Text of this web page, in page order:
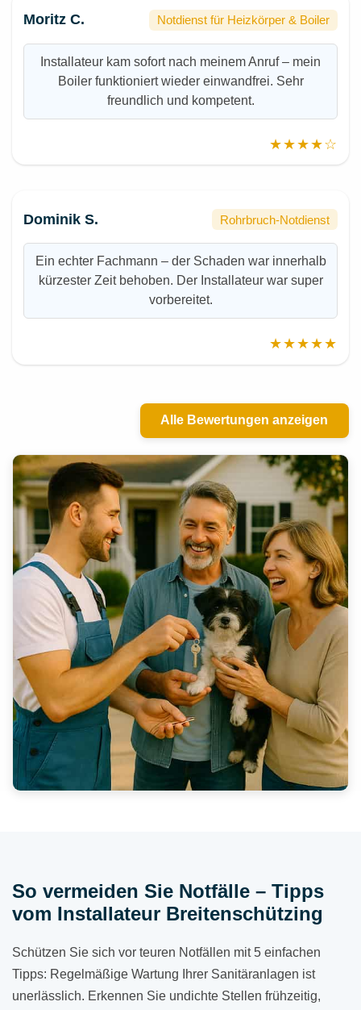
Moritz C. Notdienst für Heizkörper & Boiler
Installateur kam sofort nach meinem Anruf – mein
Boiler funktioniert wieder einwandfrei. Sehr
freundlich und kompetent.
★★★★☆
Dominik S. Rohrbruch-Notdienst
Ein echter Fachmann – der Schaden war innerhalb
kürzester Zeit behoben. Der Installateur war super
vorbereitet.
★★★★★
Alle Bewertungen anzeigen
So vermeiden Sie Notfälle – Tipps
vom Installateur Breitenschützing
Schützen Sie sich vor teuren Notfällen mit 5 einfachen
Tipps: Regelmäßige Wartung Ihrer Sanitäranlagen ist
unerlässlich. Erkennen Sie undichte Stellen frühzeitig,